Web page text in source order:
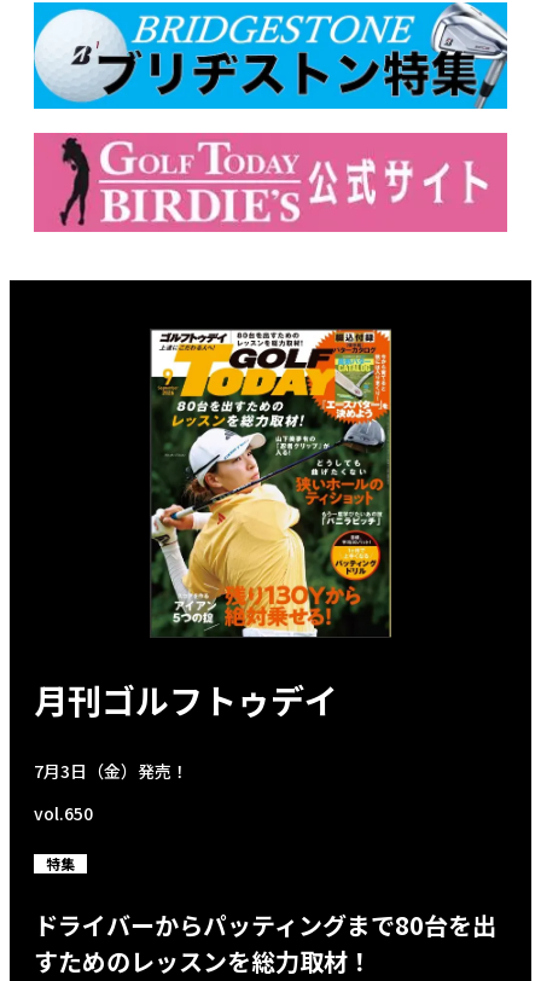
月刊ゴルフトゥデイ
7月3日（金）発売！
vol.650
特集
ドライバーからパッティングまで80台を出
すためのレッスンを総力取材！